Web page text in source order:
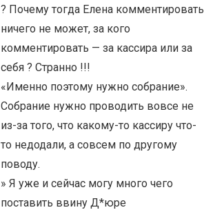
? Почему тогда Елена комментировать
ничего не может, за кого
комментировать — за кассира или за
себя ? Странно !!!
«Именно поэтому нужно собрание».
Собрание нужно проводить вовсе не
из-за того, что какому-то кассиру что-
то недодали, а совсем по другому
поводу.
» Я уже и сейчас могу много чего
поставить ввину Д*юре